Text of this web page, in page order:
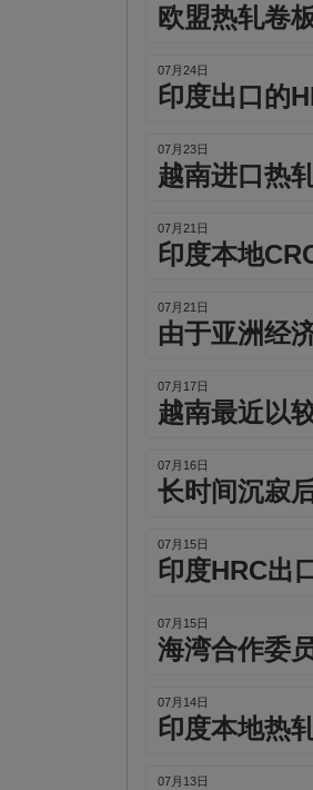
欧盟热轧卷
07月24日
印度出口的
07月23日
越南进口热
07月21日
印度本地
07月21日
由于亚洲经
07月17日
越南最近以
07月16日
长时间沉寂
07月15日
印度HRC出
07月15日
海湾合作委
07月14日
印度本地热
07月13日